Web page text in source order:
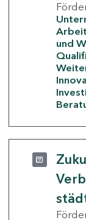
und